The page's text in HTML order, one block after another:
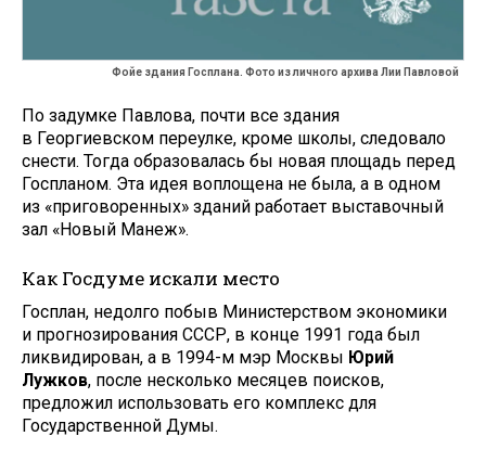
Фойе здания Госплана. Фото из личного архива Лии Павловой
По задумке Павлова, почти все здания
в Георгиевском переулке, кроме школы, следовало
снести. Тогда образовалась бы новая площадь перед
Госпланом. Эта идея воплощена не была, а в одном
из «приговоренных» зданий работает выставочный
зал «Новый Манеж».
Как Госдуме искали место
Госплан, недолго побыв Министерством экономики
и прогнозирования СССР, в конце 1991 года был
ликвидирован, а в 1994-м мэр Москвы Юрий
Лужков, после несколько месяцев поисков,
предложил использовать его комплекс для
Государственной Думы.